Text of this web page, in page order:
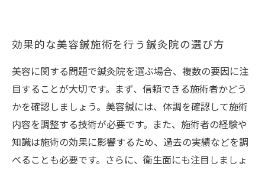
効果的な美容鍼施術を行う鍼灸院の選び方
美容に関する問題で鍼灸院を選ぶ場合、複数の要因に注
目することが大切です。まず、信頼できる施術者かどう
かを確認しましょう。美容鍼には、体調を確認して施術
内容を調整する技術が必要です。また、施術者の経験や
知識は施術の効果に影響するため、過去の実績などを調
べることも必要です。さらに、衛生面にも注目しましょ